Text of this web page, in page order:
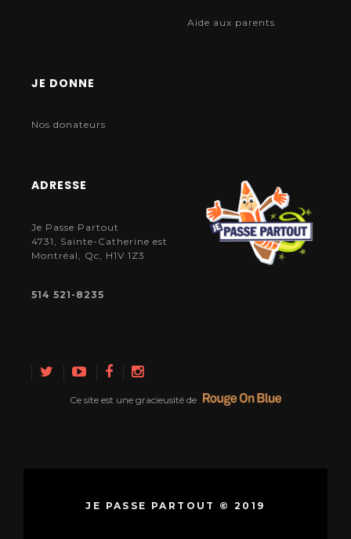
Aide aux parents
JE DONNE
Nos donateurs
ADRESSE
Je Passe Partout
4731, Sainte-Catherine est
Montréal, Qc, H1V 1Z3
514 521-8235
Ce site est une gracieusité de
JE PASSE PARTOUT © 2019